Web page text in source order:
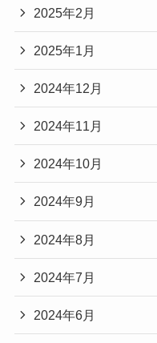
2025年2月
2025年1月
2024年12月
2024年11月
2024年10月
2024年9月
2024年8月
2024年7月
2024年6月